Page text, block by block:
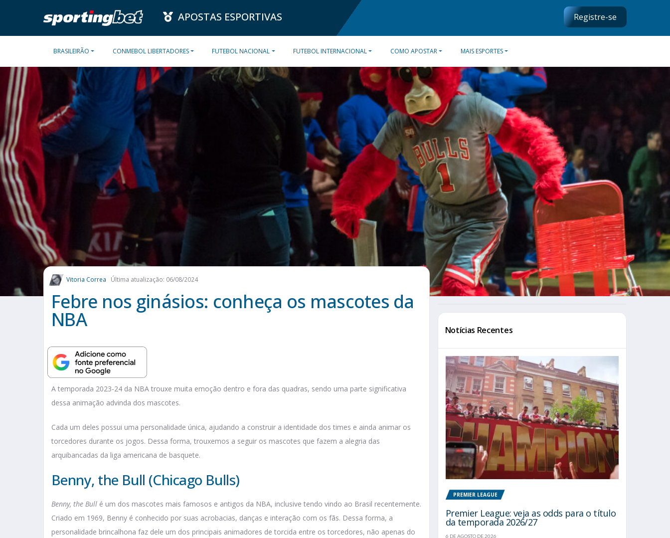
APOSTAS ESPORTIVAS Registre-se
BRASILEIRÃO CONMEBOL LIBERTADORES FUTEBOL NACIONAL FUTEBOL INTERNACIONAL COMO APOSTAR MAIS ESPORTES
Vitoria Correa Última atualização: 06/08/2024
Febre nos ginásios: conheça os mascotes da
NBA
A temporada 2023-24 da NBA trouxe muita emoção dentro e fora das quadras, sendo uma parte significativa
dessa animação advinda dos mascotes.
Cada um deles possui uma personalidade única, ajudando a construir a identidade dos times e ainda animar os
torcedores durante os jogos. Dessa forma, trouxemos a seguir os mascotes que fazem a alegria das
arquibancadas da liga americana de basquete.
Benny, the Bull (Chicago Bulls)
Benny, the Bull é um dos mascotes mais famosos e antigos da NBA, inclusive tendo vindo ao Brasil recentemente.
Criado em 1969, Benny é conhecido por suas acrobacias, danças e interação com os fãs. Dessa forma, a
personalidade brincalhona faz dele um dos principais animadores de torcida entre os torcedores, não apenas do
Notícias Recentes
PREMIER LEAGUE
Premier League: veja as odds para o título
da temporada 2026/27
6 DE AGOSTO DE 2026